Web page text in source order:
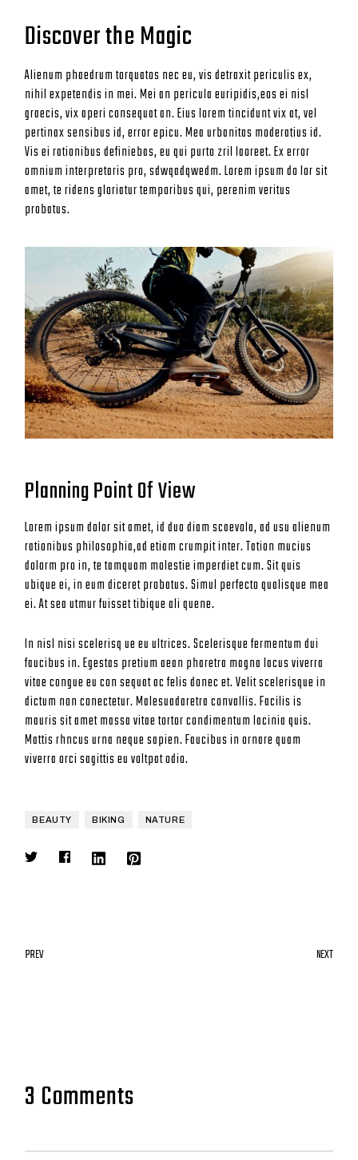
Discover the Magic
Alienum phaedrum torquatos nec eu, vis detraxit periculis ex,
nihil expetendis in mei. Mei an pericula euripidis,eos ei nisl
graecis, vix aperi consequat an. Eius lorem tincidunt vix at, vel
pertinax sensibus id, error epicu. Mea urbanitas moderatius id.
Vis ei rationibus definiebas, eu qui purto zril laoreet. Ex error
omnium interpretaris pro, sdwqadqwedm. Lorem ipsum do lor sit
amet, te ridens gloriatur temporibus qui, perenim veritus
probatus.
Planning Point Of View
Lorem ipsum dolor sit amet, id duo diam scaevola, ad usu alienum
rationibus philosophia,ad etiam crumpit inter. Tation mucius
dolorm pro in, te tamquam molestie imperdiet cum. Sit quis
ubique ei, in eum diceret probatus. Simul perfecto qualisque mea
ei. At sea utmur fuisset tibique ali quene.
In nisl nisi scelerisq ue eu ultrices. Scelerisque fermentum dui
faucibus in. Egestas pretium aean pharetra magna lacus viverra
vitae congue eu con sequat ac felis donec et. Velit scelerisque in
dictum non conectetur. Malesuadaretra convallis. Facilis is
mauris sit amet massa vitae tortor condimentum lacinia quis.
Mattis rhncus urna neque sapien. Faucibus in ornare quam
viverra orci sagittis eu voltpat odio.
BEAUTY BIKING NATURE
PREV NEXT
3 Comments